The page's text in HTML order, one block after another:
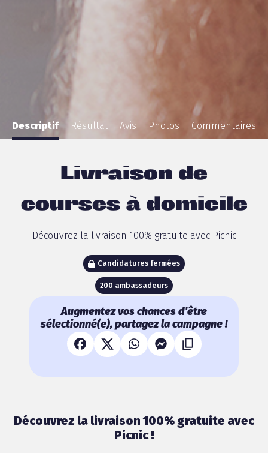
Descriptif Résultat Avis Photos Commentaires
Livraison de
courses à domicile
Découvrez la livraison 100% gratuite avec Picnic
Candidatures fermées
200 ambassadeurs
Augmentez vos chances d'être
sélectionné(e), partagez la campagne !
Découvrez la livraison 100% gratuite avec
Picnic !